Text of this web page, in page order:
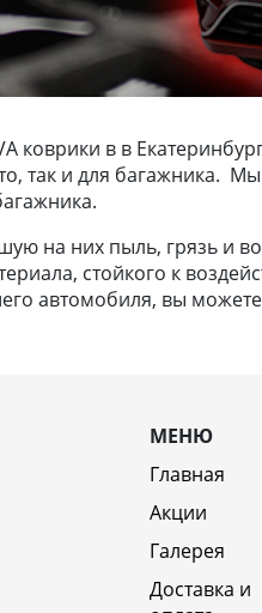
в в
так и для
на них пыль, грязь и
стойкого к
автомобиля, вы
МЕНЮ
Главная
Акции
Галерея
Доставка и